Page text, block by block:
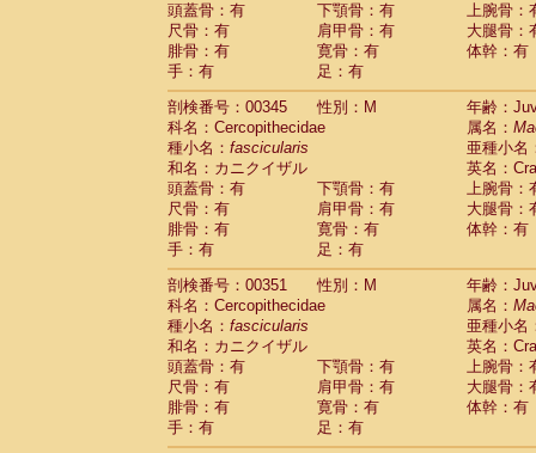
頭蓋骨：有
下顎骨：有
上腕骨：
尺骨：有
肩甲骨：有
大腿骨：
腓骨：有
寛骨：有
体幹：有
手：有
足：有
剖検番号：00345
性別：M
年齢：
科名：Cercopithecidae
属名：
種小名： fascicularis
亜種小名
和名：カニクイザル
英名：
頭蓋骨：有
下顎骨：有
上腕骨：
尺骨：有
肩甲骨：有
大腿骨：
腓骨：有
寛骨：有
体幹：有
手：有
足：有
剖検番号：00351
性別：M
年齢：
科名：Cercopithecidae
属名：
種小名： fascicularis
亜種小名
和名：カニクイザル
英名：
頭蓋骨：有
下顎骨：有
上腕骨：
尺骨：有
肩甲骨：有
大腿骨：
腓骨：有
寛骨：有
体幹：有
手：有
足：有